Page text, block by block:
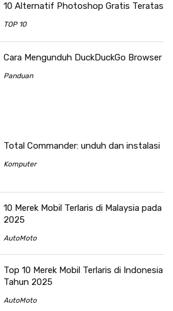
10 Alternatif Photoshop Gratis Teratas
TOP 10
Cara Mengunduh DuckDuckGo Browser
Panduan
Total Commander: unduh dan instalasi
Komputer
10 Merek Mobil Terlaris di Malaysia pada
2025
AutoMoto
Top 10 Merek Mobil Terlaris di Indonesia
Tahun 2025
AutoMoto